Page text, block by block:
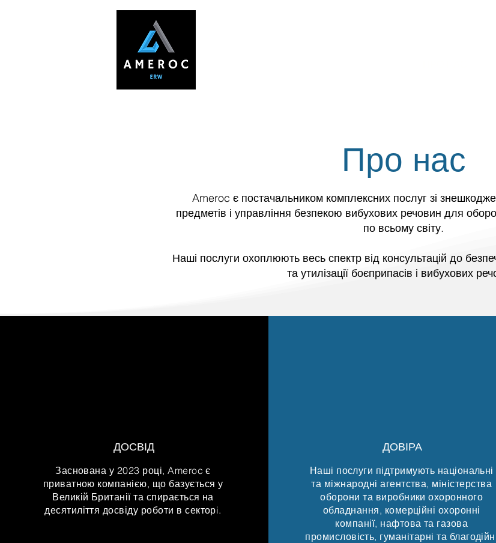
Про нас
Ameroc є постачальником комплексних послуг зі
предметів і управління безпекою вибухових речовин для
по всьому світу.
Наші послуги охоплюють весь спектр від консультацій до
та утилізації боєприпасів і вибухових
ДОСВІД
Заснована у 2023 році, Ameroc є
приватною компанією, що базується у
Великій Британії та спирається на
десятиліття досвіду роботи в секторi.
ДОВІРА
Наші послуги підтримують національні
та міжнародні агентства, міністерства
оборони та виробники охоронного
обладнання, комерційні охоронні
компанії, нафтова та газова
промисловість, гуманітарні та